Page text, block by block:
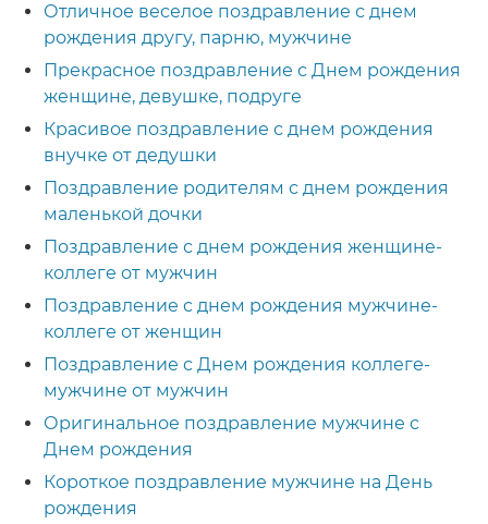
Отличное веселое поздравление с днем
рождения другу, парню, мужчине
Прекрасное поздравление с Днем рождения
женщине, девушке, подруге
Красивое поздравление с днем рождения
внучке от дедушки
Поздравление родителям с днем рождения
маленькой дочки
Поздравление с днем рождения женщине-
коллеге от мужчин
Поздравление с днем рождения мужчине-
коллеге от женщин
Поздравление с Днем рождения коллеге-
мужчине от мужчин
Оригинальное поздравление мужчине с
Днем рождения
Короткое поздравление мужчине на День
рождения